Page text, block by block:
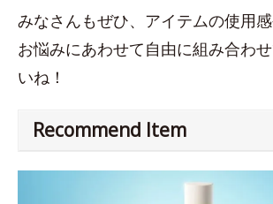
みなさんもぜひ、アイテムの使用感
お悩みにあわせて自由に組み合わ
いね！
Recommend Item